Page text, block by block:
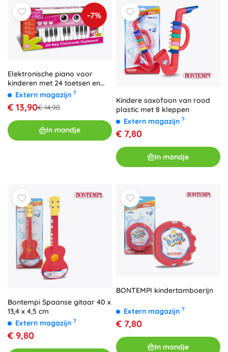
-7%
Elektronische piano voor
kinderen met 24 toetsen en
lichteffecten
Extern magazijn ?
€ 13,90€ 14,90
In mandje
Kindere saxofoon van rood
plastic met 8 kleppen
Extern magazijn ?
€ 7,80
In mandje
Bontempi Spaanse gitaar 40 x
13,4 x 4,5 cm
Extern magazijn ?
€ 9,80
BONTEMPI kindertamboerijn
Extern magazijn ?
€ 7,80
In mandje